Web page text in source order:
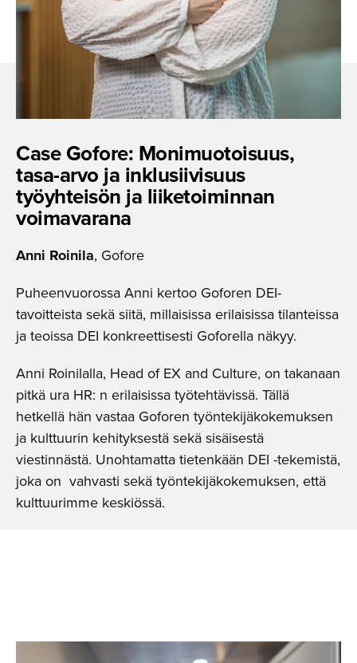
Case Gofore: Monimuotoi­suus,
tasa-arvo ja inklusii­visuus
työyhteisön ja liiketoi­minnan
voimavarana
Anni Roinila, Gofore
Puheenvuorossa Anni kertoo Goforen DEI-
tavoitteista sekä siitä, millaisissa erilaisissa tilanteissa
ja teoissa DEI konkreettisesti Goforella näkyy.
Anni Roinilalla, Head of EX and Culture, on takanaan
pitkä ura HR: n erilaisissa työtehtävissä. Tällä
hetkellä hän vastaa Goforen työntekijäkokemuksen
ja kulttuurin kehityksestä sekä sisäisestä
viestinnästä. Unohtamatta tietenkään DEI -tekemistä,
joka on vahvasti sekä työntekijäkokemuksen, että
kulttuurimme keskiössä.